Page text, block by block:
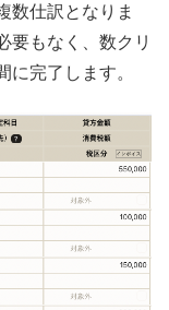
数仕訳となりま
要もなく、数クリ
に完了します。